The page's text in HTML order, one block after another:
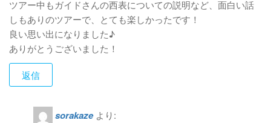
ツアー中もガイドさんの西表についての説明など、面白い話
しもありのツアーで、とても楽しかったです！
良い思い出になりました♪
ありがとうございました！
返信
sorakaze より: